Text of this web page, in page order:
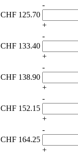
CHF 125.70
-
+
CHF 133.40
-
+
CHF 138.90
-
+
CHF 152.15
-
+
CHF 164.25
-
+